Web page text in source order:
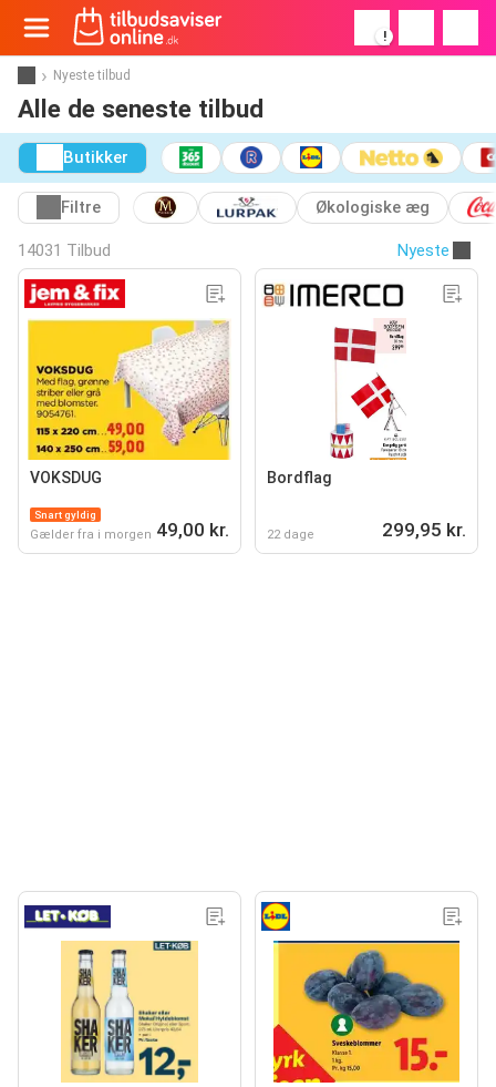
!
Nyeste tilbud
Alle de seneste tilbud
Butikker
Filtre Økologiske æg
14031 Tilbud Nyeste
VOKSDUG
Snart gyldig
Gælder fra i morgen 49,00 kr.
Bordflag
22 dage 299,95 kr.